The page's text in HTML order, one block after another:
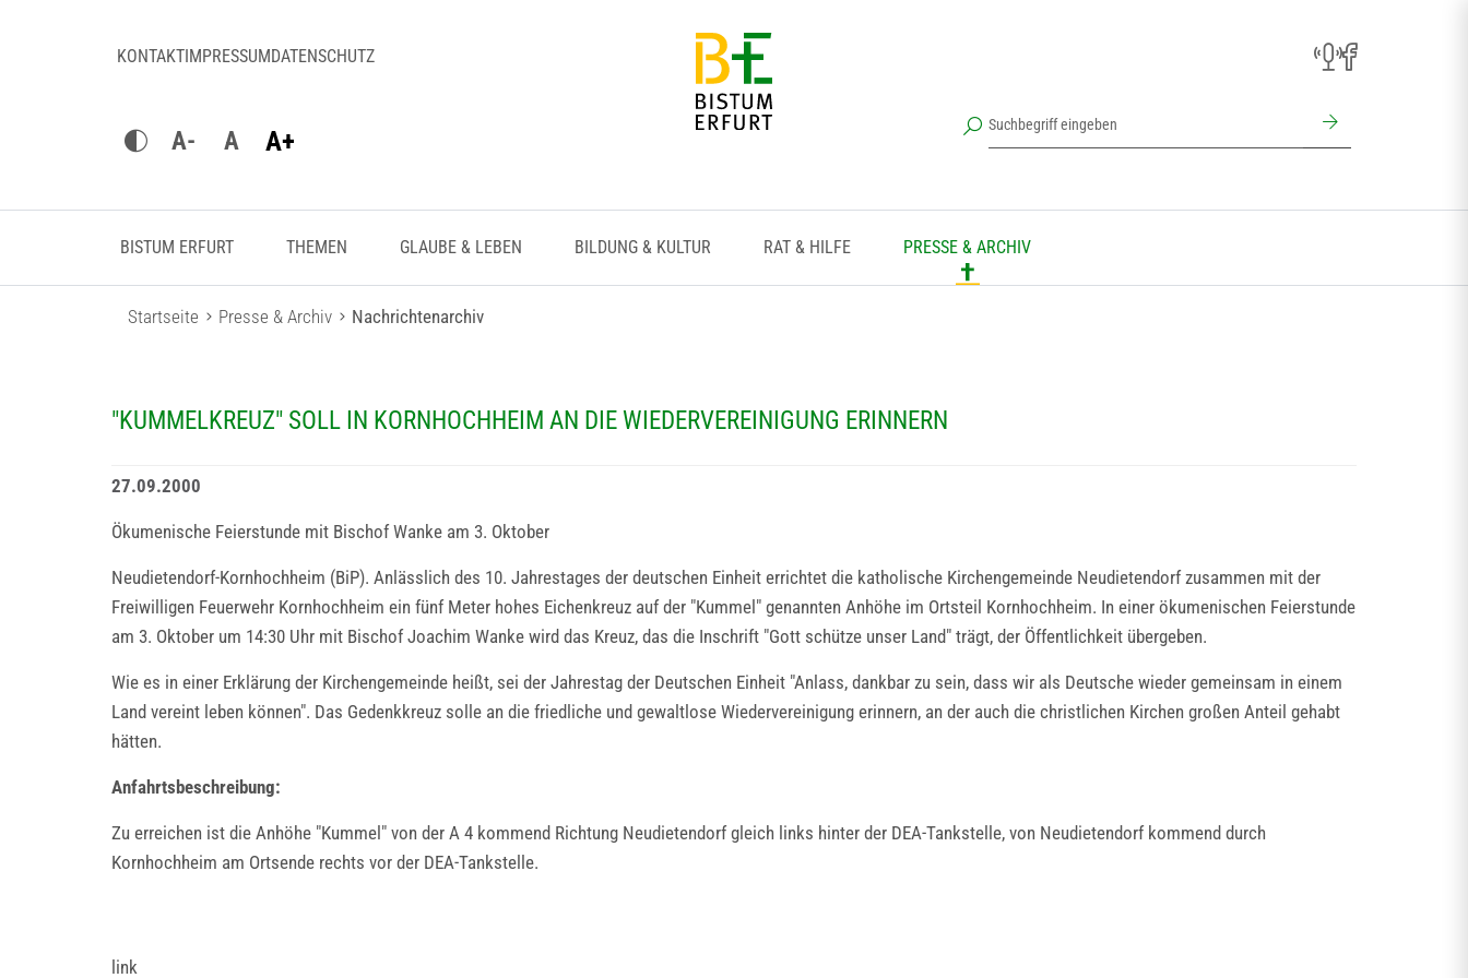
KONTAKTIMPRESSUMDATENSCHUTZ
A- A A+
BISTUM ERFURT THEMEN GLAUBE & LEBEN BILDUNG & KULTUR RAT & HILFE PRESSE & ARCHIV
Startseite Presse & Archiv Nachrichtenarchiv
"KUMMELKREUZ" SOLL IN KORNHOCHHEIM AN DIE WIEDERVEREINIGUNG ERINNERN
27.09.2000
Ökumenische Feierstunde mit Bischof Wanke am 3. Oktober
Neudietendorf-Kornhochheim (BiP). Anlässlich des 10. Jahrestages der deutschen Einheit errichtet die katholische Kirchengemeinde Neudietendorf zusammen mit der
Freiwilligen Feuerwehr Kornhochheim ein fünf Meter hohes Eichenkreuz auf der "Kummel" genannten Anhöhe im Ortsteil Kornhochheim. In einer ökumenischen Feierstunde
am 3. Oktober um 14:30 Uhr mit Bischof Joachim Wanke wird das Kreuz, das die Inschrift "Gott schütze unser Land" trägt, der Öffentlichkeit übergeben.
Wie es in einer Erklärung der Kirchengemeinde heißt, sei der Jahrestag der Deutschen Einheit "Anlass, dankbar zu sein, dass wir als Deutsche wieder gemeinsam in einem
Land vereint leben können". Das Gedenkkreuz solle an die friedliche und gewaltlose Wiedervereinigung erinnern, an der auch die christlichen Kirchen großen Anteil gehabt
hätten.
Anfahrtsbeschreibung:
Zu erreichen ist die Anhöhe "Kummel" von der A 4 kommend Richtung Neudietendorf gleich links hinter der DEA-Tankstelle, von Neudietendorf kommend durch
Kornhochheim am Ortsende rechts vor der DEA-Tankstelle.
link